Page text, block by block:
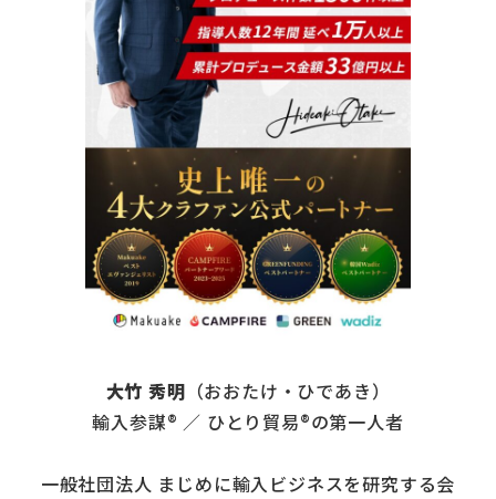
大竹 秀明 （おおたけ・ひであき）
輸入参謀® ／ ひとり貿易®の第一人者
一般社団法人 まじめに輸入ビジネスを研究する会